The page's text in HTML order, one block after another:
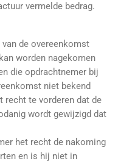
vermelde bedrag.
de overeenkomst
worden nagekomen
die opdrachtnemer bij
niet bekend
recht te vorderen dat de
wordt gewijzigd dat
het recht de nakoming
en is hij niet in